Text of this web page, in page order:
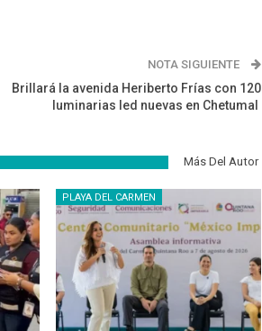
NOTA SIGUIENTE
Brillará la avenida Heriberto Frías con 120
luminarias led nuevas en Chetumal
Más Del Autor
PLAYA DEL CARMEN